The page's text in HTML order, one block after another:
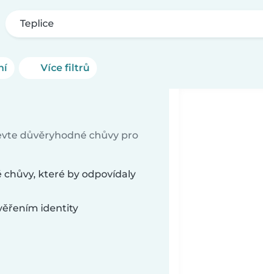
Teplice
Více filtrů
důvěryhodné chůvy pro
chůvy, které by odpovídaly
identity